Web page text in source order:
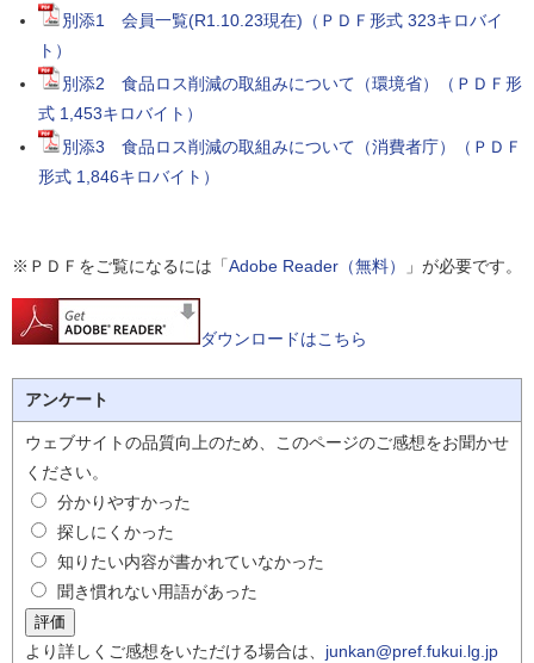
別添1 会員一覧(R1.10.23現在)（ＰＤＦ形式 323キロバイ
ト）
別添2 食品ロス削減の取組みについて（環境省）（ＰＤＦ形
式 1,453キロバイト）
別添3 食品ロス削減の取組みについて（消費者庁）（ＰＤＦ
形式 1,846キロバイト）
※ＰＤＦをご覧になるには「Adobe Reader（無料） 」が必要です。
ダウンロードはこちら
アンケート
ウェブサイトの品質向上のため、このページのご感想をお聞かせ
ください。
分かりやすかった
探しにくかった
知りたい内容が書かれていなかった
聞き慣れない用語があった
より詳しくご感想をいただける場合は、 junkan@pref.fukui.lg.jp